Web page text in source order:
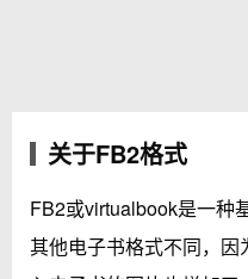
关于FB2格式
FB2或virtualbook是一种
其他电子书格式不同，